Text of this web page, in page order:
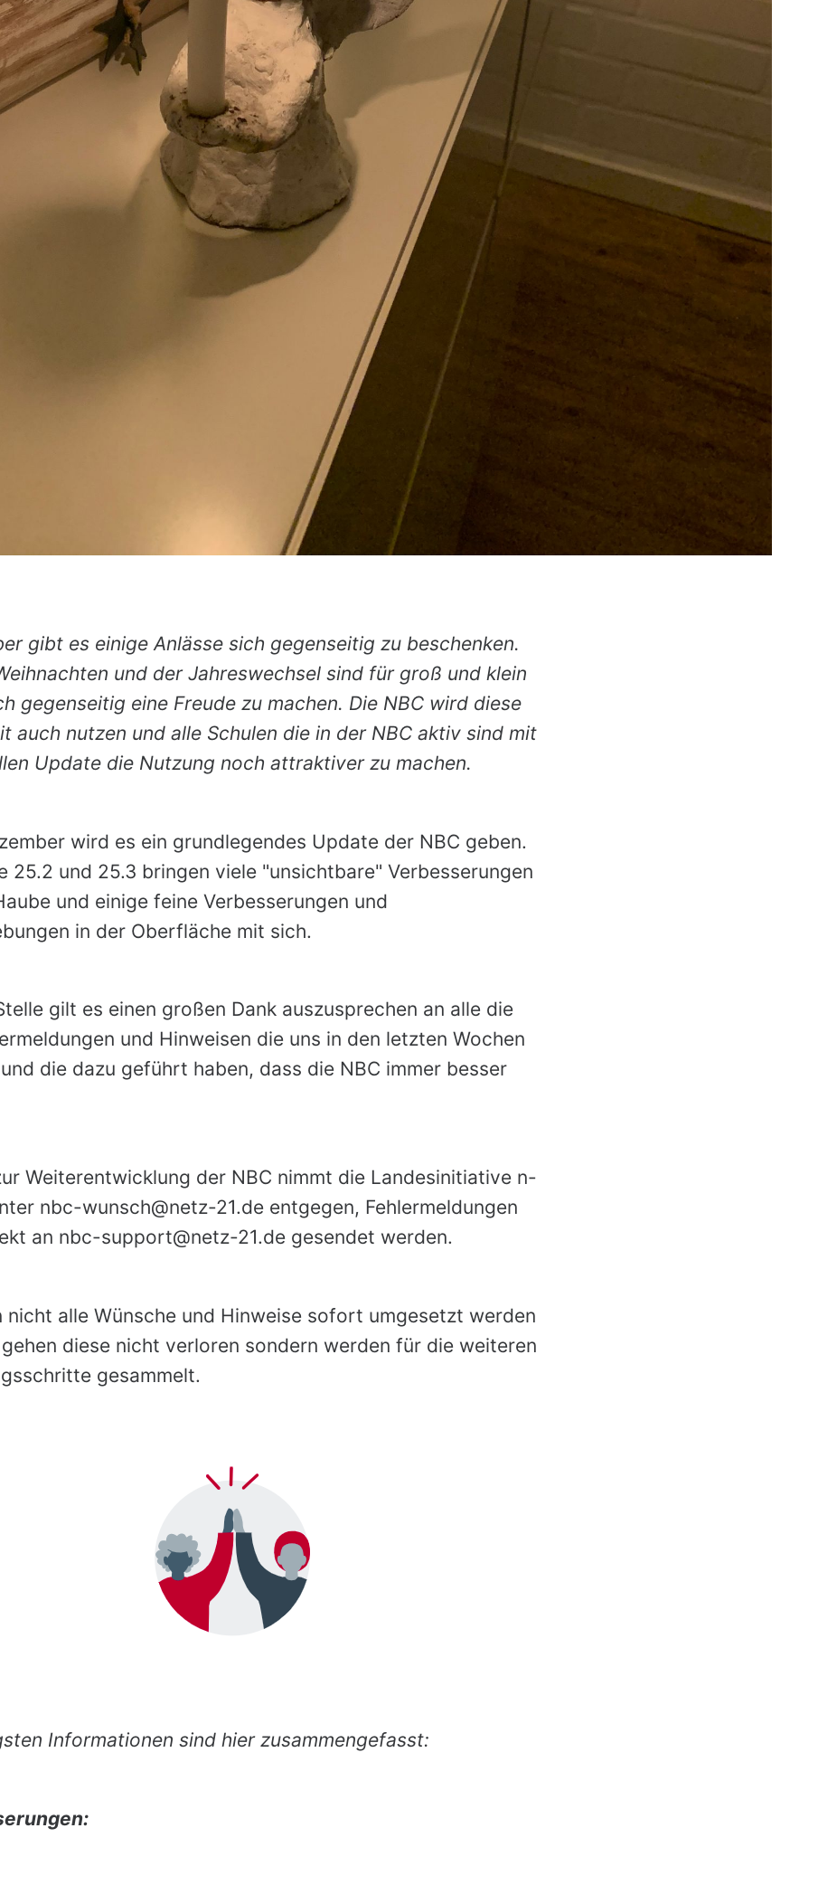
gibt es einige Anlässe sich gegenseitig zu beschenken.
und der Jahreswechsel sind für groß und klein
gegenseitig eine Freude zu machen. Die NBC wird diese
auch nutzen und alle Schulen die in der NBC aktiv sind mit
Update die Nutzung noch attraktiver zu machen.
wird es ein grundlegendes Update der NBC geben.
25.2 und 25.3 bringen viele "unsichtbare" Verbesserungen
und einige feine Verbesserungen und
in der Oberfläche mit sich.
gilt es einen großen Dank auszusprechen an alle die
und Hinweisen die uns in den letzten Wochen
die dazu geführt haben, dass die NBC immer besser
Weiterentwicklung der NBC nimmt die Landesinitiative n-
nbc-wunsch@netz-21.de entgegen, Fehlermeldungen
an nbc-support@netz-21.de gesendet werden.
nicht alle Wünsche und Hinweise sofort umgesetzt werden
diese nicht verloren sondern werden für die weiteren
gesammelt.
Informationen sind hier zusammengefasst: